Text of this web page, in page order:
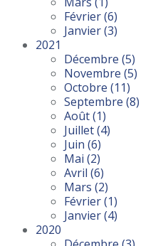
Février(6)
Janvier(3)
2021
Décembre (5)
Novembre (5)
Octobre (11)
Septembre (8)
Août(1)
Juillet(4)
Juin (6)
Mai (2)
Avril (6)
Mars (2)
Février(1)
Janvier(4)
2020